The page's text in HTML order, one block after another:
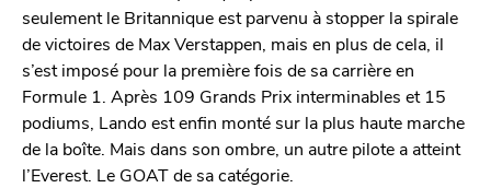
seulement le Britannique est parvenu à stopper la spirale
de victoires de Max Verstappen, mais en plus de cela, il
s’est imposé pour la première fois de sa carrière en
Formule 1. Après 109 Grands Prix interminables et 15
podiums, Lando est enfin monté sur la plus haute marche
de la boîte. Mais dans son ombre, un autre pilote a atteint
l’Everest. Le GOAT de sa catégorie.